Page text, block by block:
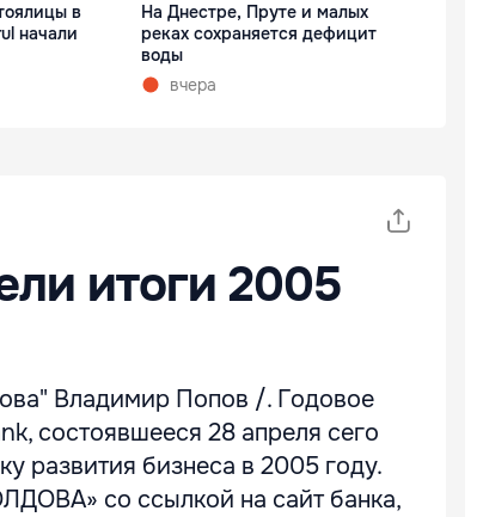
в
начали
На Днестре, Пруте и малых
реках сохраняется дефицит
воды
вчера
итоги 2005
Владимир Попов /. Годовое
состоявшееся 28 апреля сего
развития бизнеса в 2005 году.
со ссылкой на сайт банка,